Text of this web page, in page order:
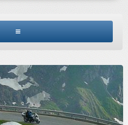
CLUBINFO
TERMINE
ACCESSORIES